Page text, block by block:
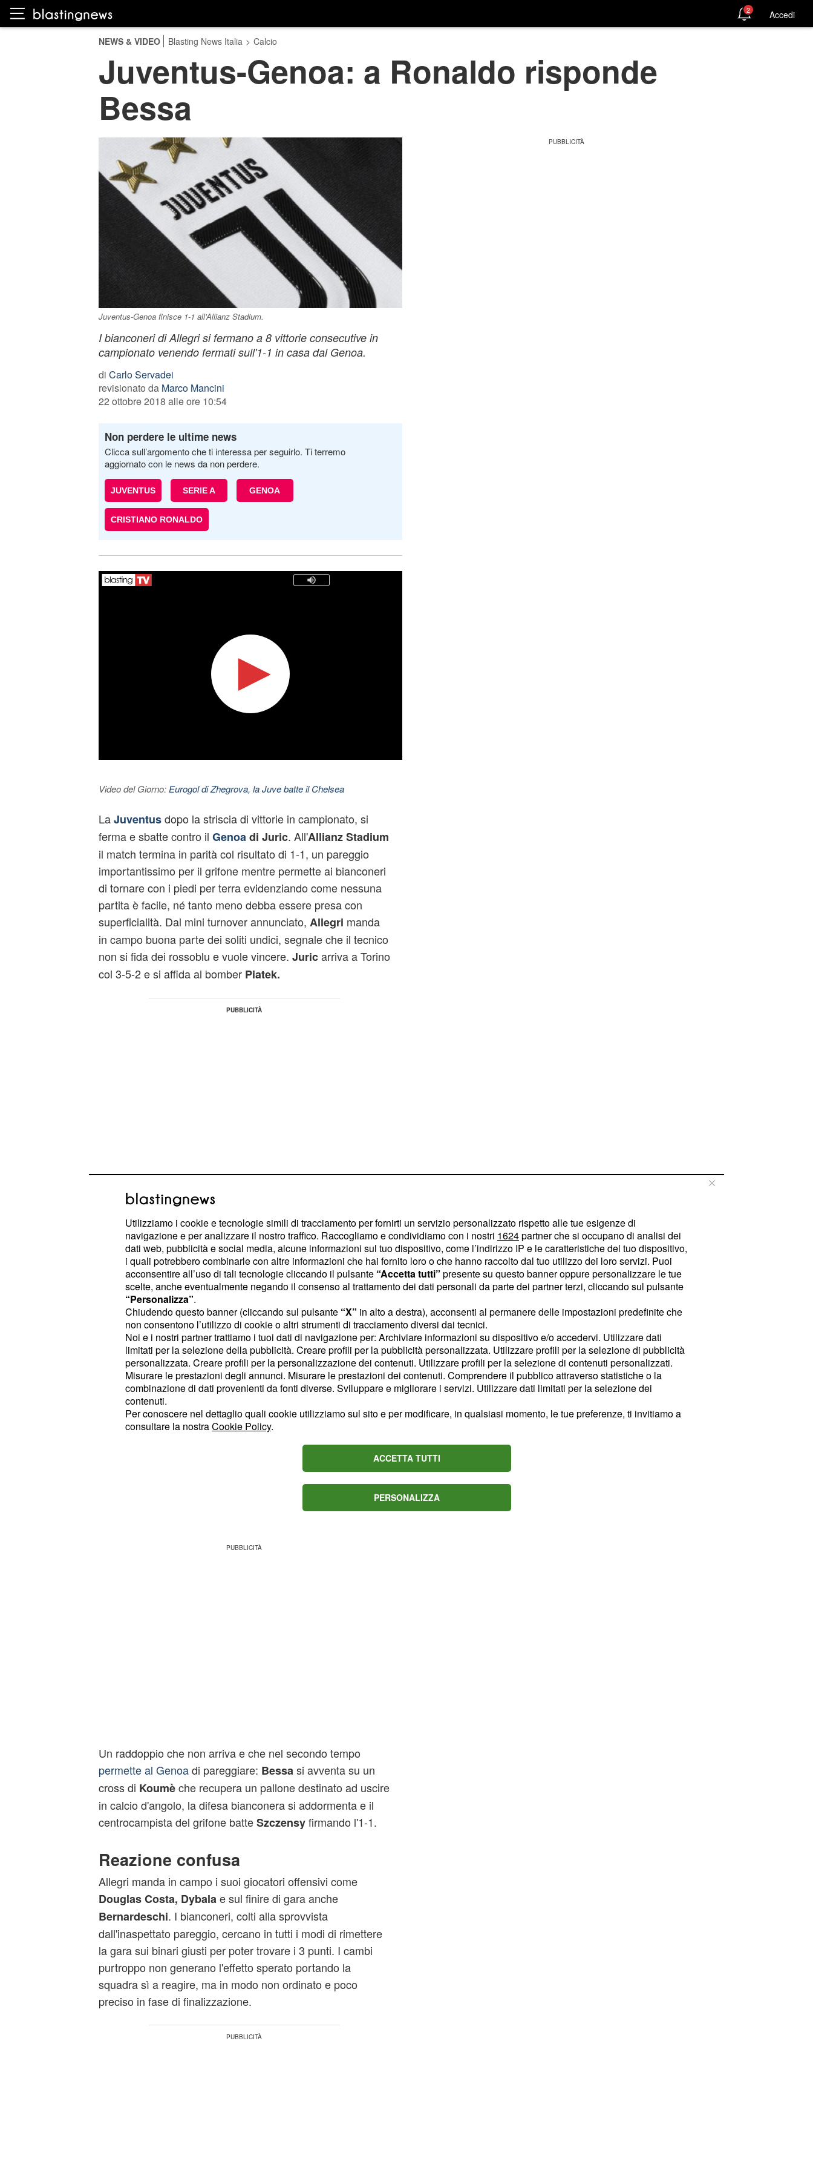
2 Accedi
NEWS & VIDEO Blasting News Italia > Calcio
Juventus-Genoa: a Ronaldo risponde
Bessa
Juventus-Genoa finisce 1-1 all'Allianz Stadium.
I bianconeri di Allegri si fermano a 8 vittorie consecutive in
campionato venendo fermati sull'1-1 in casa dal Genoa.
di Carlo Servadei
revisionato da Marco Mancini
22 ottobre 2018 alle ore 10:54
Non perdere le ultime news
Clicca sull’argomento che ti interessa per seguirlo. Ti terremo
aggiornato con le news da non perdere.
JUVENTUS SERIE A GENOA
CRISTIANO RONALDO
Video del Giorno: Eurogol di Zhegrova, la Juve batte il Chelsea
LaJuventusdopo la striscia di vittorie in campionato, si
ferma e sbatte contro il Genoadi Juric. All'Allianz Stadium
il match termina in parità col risultato di 1-1, un pareggio
importantissimo per il grifone mentre permette ai bianconeri
di tornare con i piedi per terra evidenziando come nessuna
partita è facile, né tanto meno debba essere presa con
superficialità. Dal mini turnover annunciato, Allegri manda
in campo buona parte dei soliti undici, segnale che il tecnico
non si fida dei rossoblu e vuole vincere. Juricarriva a Torino
col 3-5-2 e si affida al bomberPiatek.
Cristiano Ronaldoche approfitta di una sbavatura in area
rossoblu; i bianconeri dominano il match ma non riescono
mai a concretizzare ulteriormente nel primo tempo restando
sull'1-0. Nella ripresa il Genoa scende in campo più
coraggioso e trova il gol del pareggio con Bessa grazia ad
una dormita generale della difesa, la Juventus prova a
rispondere per tornare in vantaggio ma il risultato non
cambia.
Non basta il solito Ronaldo
Allegri lo aveva annunciato in conferenza stampa che la
partita dopo la sosta era complicata. I suoi ragazzi tuttavia,
hanno preso il match sottogamba e sono stati puniti per la
, come già da un po'
trovare il raddoppio sempre nel primo tempo.
Un raddoppio che non arriva e che nel secondo tempo
permette al Genoadi pareggiare: Bessa si avventa su un
cross di Koumèche recupera un pallone destinato ad uscire
in calcio d'angolo, la difesa bianconera si addormenta e il
centrocampista del grifone batteSzczensyfirmando l'1-1.
Reazione confusa
Allegri manda in campo i suoi giocatori offensivi come
Douglas Costa, Dybala e sul finire di gara anche
Bernardeschi. I bianconeri, colti alla sprovvista
dall'inaspettato pareggio, cercano in tutti i modi di rimettere
la gara sui binari giusti per poter trovare i 3 punti. I cambi
purtroppo non generano l'effetto sperato portando la
squadra sì a reagire, ma in modo non ordinato e poco
preciso in fase di finalizzazione.
Utilizziamo i cookie e tecnologie simili di tracciamento per fornirti un servizio personalizzato rispetto alle tue esigenze di
navigazione e per analizzare il nostro traffico. Raccogliamo e condividiamo con i nostri 1624partner che si occupano di analisi dei
dati web, pubblicità e social media, alcune informazioni sul tuo dispositivo, come l’indirizzo IP e le caratteristiche del tuo dispositivo,
i quali potrebbero combinarle con altre informazioni che hai fornito loro o che hanno raccolto dal tuo utilizzo dei loro servizi. Puoi
acconsentire all’uso di tali tecnologie cliccando il pulsante “Accetta tutti” presente su questo banner oppure personalizzare le tue
scelte, anche eventualmente negando il consenso al trattamento dei dati personali da parte dei partner terzi, cliccando sul pulsante
“Personalizza”.
Chiudendo questo banner (cliccando sul pulsante “X” in alto a destra), acconsenti al permanere delle impostazioni predefinite che
non consentono l’utilizzo di cookie o altri strumenti di tracciamento diversi dai tecnici.
Noi e i nostri partner trattiamo i tuoi dati di navigazione per: Archiviare informazioni su dispositivo e/o accedervi. Utilizzare dati
limitati per la selezione della pubblicità. Creare profili per la pubblicità personalizzata. Utilizzare profili per la selezione di pubblicità
personalizzata. Creare profili per la personalizzazione dei contenuti. Utilizzare profili per la selezione di contenuti personalizzati.
Misurare le prestazioni degli annunci. Misurare le prestazioni dei contenuti. Comprendere il pubblico attraverso statistiche o la
combinazione di dati provenienti da fonti diverse. Sviluppare e migliorare i servizi. Utilizzare dati limitati per la selezione dei
contenuti.
Per conoscere nel dettaglio quali cookie utilizziamo sul sito e per modificare, in qualsiasi momento, le tue preferenze, ti invitiamo a
consultare la nostraCookie Policy.
ACCETTA TUTTI
PERSONALIZZA